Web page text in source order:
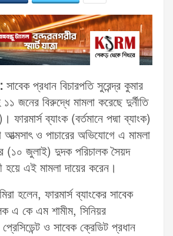
সাবেক প্রধান বিচারপতি সুরেন্দ্র কুমার
জনের বিরুদ্ধে মামলা করেছে দুর্নীতি
ব্যাংক (বর্তমানে পদ্মা ব্যাংক)
ও পাচারের অভিযোগে এ মামলা
(১০ জুলাই) দুদক পরিচালক সৈয়দ
হয়ে এই মামলা দায়ের করেন।
হলেন, ফারমার্স ব্যাংকের সাবেক
এ কে এম শামীম, সিনিয়র
ও সাবেক ক্রেডিট প্রধান